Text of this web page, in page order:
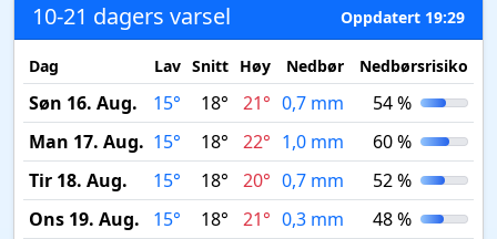
10-21 dagers varsel Oppdatert 19:29
Dag Lav Snitt Høy Nedbør Nedbørsrisiko
Søn 16. Aug. 15° 18° 21° 0,7 mm
54 %
Man 17. Aug. 15° 18° 22° 1,0 mm
60 %
Tir 18. Aug.
15° 18° 20° 0,7 mm
52 %
Ons 19. Aug.
15° 18° 21° 0,3 mm 48 %